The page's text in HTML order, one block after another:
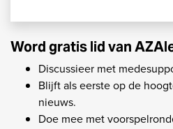
Word gratis lid van
Discussieer met
Blijft als eerste op de
nieuws.
Doe mee met